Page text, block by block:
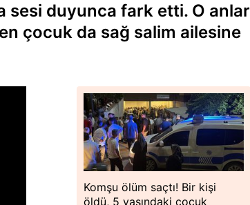
sesi duyunca fark etti. O anlar
çocuk da sağ salim ailesine
Komşu ölüm saçtı! Bir kişi
öldü, 5 yaşındaki çocuk